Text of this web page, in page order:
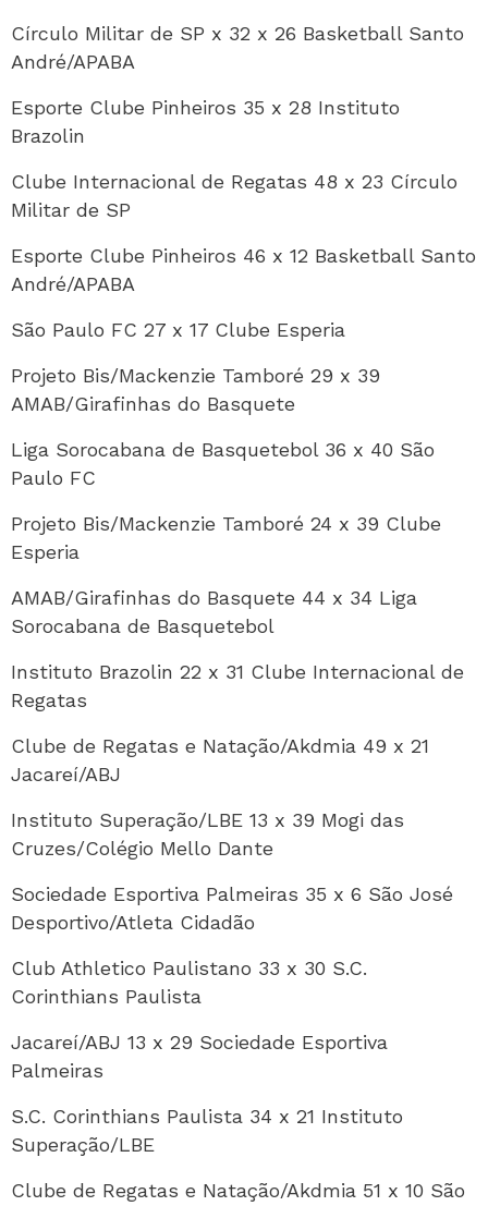
Círculo Militar de SP x 32 x 26 Basketball Santo
André/APABA
Esporte Clube Pinheiros 35 x 28 Instituto
Brazolin
Clube Internacional de Regatas 48 x 23 Círculo
Militar de SP
Esporte Clube Pinheiros 46 x 12 Basketball Santo
André/APABA
São Paulo FC 27 x 17 Clube Esperia
Projeto Bis/Mackenzie Tamboré 29 x 39
AMAB/Girafinhas do Basquete
Liga Sorocabana de Basquetebol 36 x 40 São
Paulo FC
Projeto Bis/Mackenzie Tamboré 24 x 39 Clube
Esperia
AMAB/Girafinhas do Basquete 44 x 34 Liga
Sorocabana de Basquetebol
Instituto Brazolin 22 x 31 Clube Internacional de
Regatas
Clube de Regatas e Natação/Akdmia 49 x 21
Jacareí/ABJ
Instituto Superação/LBE 13 x 39 Mogi das
Cruzes/Colégio Mello Dante
Sociedade Esportiva Palmeiras 35 x 6 São José
Desportivo/Atleta Cidadão
Club Athletico Paulistano 33 x 30 S.C.
Corinthians Paulista
Jacareí/ABJ 13 x 29 Sociedade Esportiva
Palmeiras
S.C. Corinthians Paulista 34 x 21 Instituto
Superação/LBE
Clube de Regatas e Natação/Akdmia 51 x 10 São